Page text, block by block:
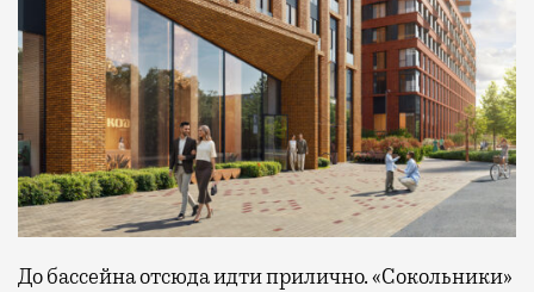
До бассейна отсюда идти прилично. «Сокольники»